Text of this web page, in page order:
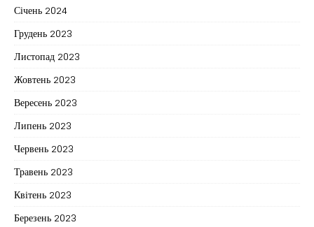
Січень 2024
Грудень 2023
Листопад 2023
Жовтень 2023
Вересень 2023
Липень 2023
Червень 2023
Травень 2023
Квітень 2023
Березень 2023